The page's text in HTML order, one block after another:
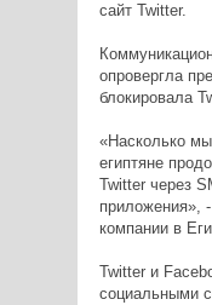
сайт Twitter.
опровергла
блокировала
«Насколько
египтяне
Twitter через
приложения»,
компании в
Twitter и
социальными